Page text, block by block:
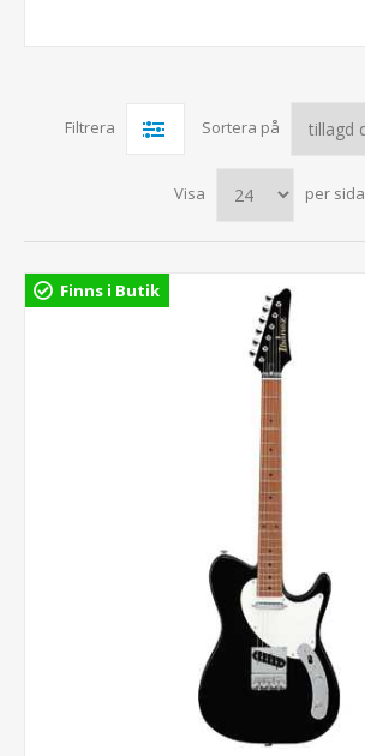
Filtrera Sortera på
Visa per sida
Finns i Butik